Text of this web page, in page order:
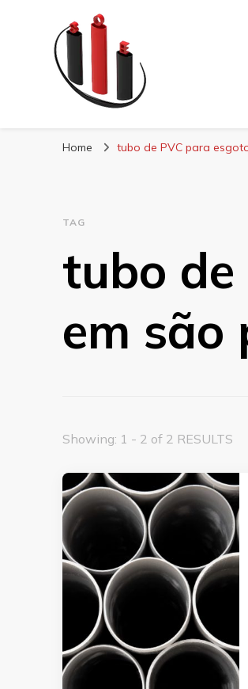
Blog Soe
Home tubo de PVC para
TAG
tubo de
em são
Showing: 1 - 2 of 2 RESULTS